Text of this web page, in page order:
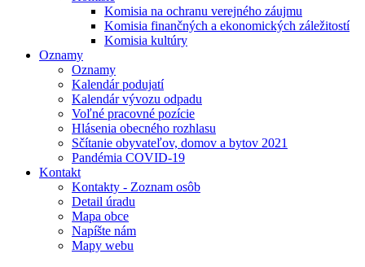
Komisia na ochranu verejného záujmu
Komisia finančných a ekonomických záležitostí
Komisia kultúry
Oznamy
Oznamy
Kalendár podujatí
Kalendár vývozu odpadu
Voľné pracovné pozície
Hlásenia obecného rozhlasu
Sčítanie obyvateľov, domov a bytov 2021
Pandémia COVID-19
Kontakt
Kontakty - Zoznam osôb
Detail úradu
Mapa obce
Napíšte nám
Mapy webu